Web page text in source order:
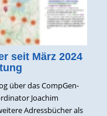
seit März 2024
über das CompGen-
Joachim
Adressbücher als